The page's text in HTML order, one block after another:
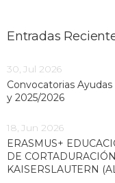
Entradas
30, Jul 2026
Convocatorias
y 2025/2026
18, Jun 2026
ERASMUS+
DE
KAISERSLAUTERN